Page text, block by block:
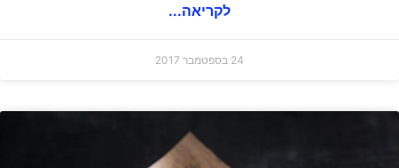
לקריאה...
24 בספטמבר 2017